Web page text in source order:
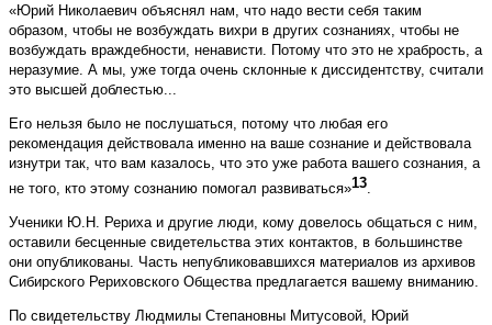
«Юрий Николаевич объяснял нам, что надо вести себя таким
образом, чтобы не возбуждать вихри в других сознаниях, чтобы не
возбуждать враждебности, ненависти. Потому что это не храбрость, а
неразумие. А мы, уже тогда очень склонные к диссидентству, считали
это высшей доблестью...
Его нельзя было не послушаться, потому что любая его
рекомендация действовала именно на ваше сознание и действовала
изнутри так, что вам казалось, что это уже работа вашего сознания, а
не того, кто этому сознанию помогал развиваться»13.
Ученики Ю.Н. Рериха и другие люди, кому довелось общаться с ним,
оставили бесценные свидетельства этих контактов, в большинстве
они опубликованы. Часть непубликовавшихся материалов из архивов
Сибирского Рериховского Общества предлагается вашему вниманию.
По свидетельству Людмилы Степановны Митусовой, Юрий